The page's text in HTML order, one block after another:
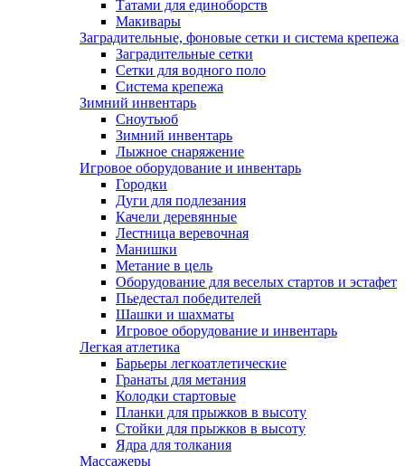
Татами для единоборств
Макивары
Заградительные, фоновые сетки и система крепежа
Заградительные сетки
Сетки для водного поло
Система крепежа
Зимний инвентарь
Сноутьюб
Зимний инвентарь
Лыжное снаряжение
Игровое оборудование и инвентарь
Городки
Дуги для подлезания
Качели деревянные
Лестница веревочная
Манишки
Метание в цель
Оборудование для веселых стартов и эстафет
Пьедестал победителей
Шашки и шахматы
Игровое оборудование и инвентарь
Легкая атлетика
Барьеры легкоатлетические
Гранаты для метания
Колодки стартовые
Планки для прыжков в высоту
Стойки для прыжков в высоту
Ядра для толкания
Массажеры